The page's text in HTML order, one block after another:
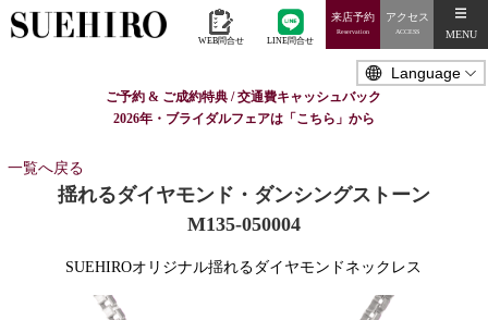
WEB問合せ LINE問合せ
来店予約
Reservation
アクセス
ACCESS MENU
ご予約 & ご成約特典 / 交通費キャッシュバック
2026年・ブライダルフェアは「こちら」から
一覧へ戻る
揺れるダイヤモンド・ダンシングストーン
M135-050004
SUEHIROオリジナル揺れるダイヤモンドネックレス